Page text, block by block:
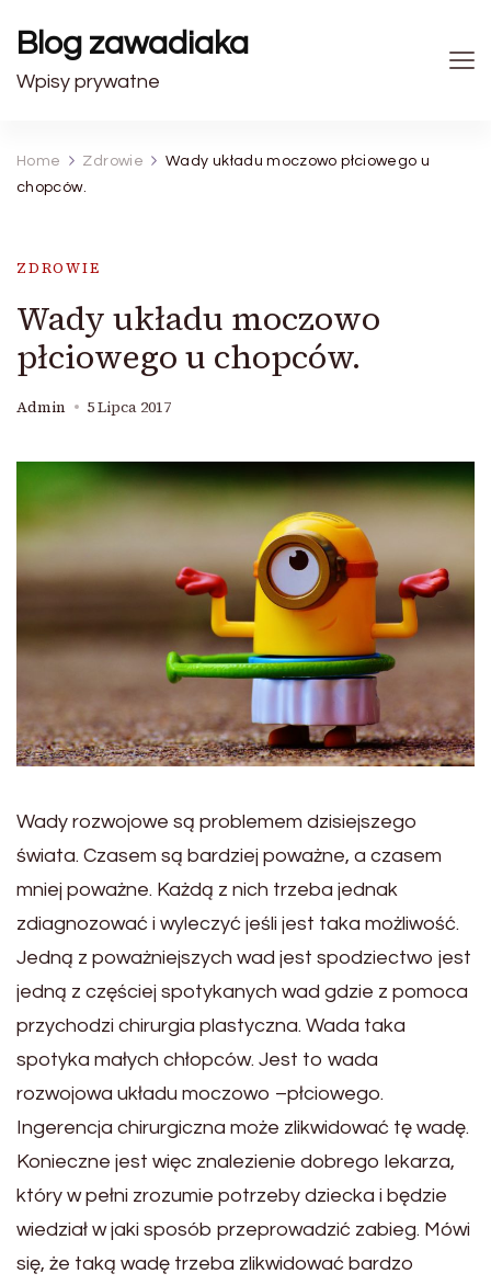
Blog zawadiaka
Wpisy prywatne
Home Zdrowie
Wady układu moczowo płciowego u
chopców.
ZDROWIE
Wady układu moczowo
płciowego u chopców.
Admin 5 Lipca 2017
Wady rozwojowe są problemem dzisiejszego
świata. Czasem są bardziej poważne, a czasem
mniej poważne. Każdą z nich trzeba jednak
zdiagnozować i wyleczyć jeśli jest taka możliwość.
Jedną z poważniejszych wad jest spodziectwo jest
jedną z częściej spotykanych wad gdzie z pomoca
przychodzi chirurgia plastyczna. Wada taka
spotyka małych chłopców. Jest to wada
rozwojowa układu moczowo –płciowego.
Ingerencja chirurgiczna może zlikwidować tę wadę.
Konieczne jest więc znalezienie dobrego lekarza,
który w pełni zrozumie potrzeby dziecka i będzie
wiedział w jaki sposób przeprowadzić zabieg. Mówi
się, że taką wadę trzeba zlikwidować bardzo